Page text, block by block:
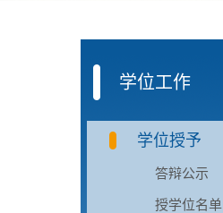
学位工作
学位授予
答辩公示
授学位名单